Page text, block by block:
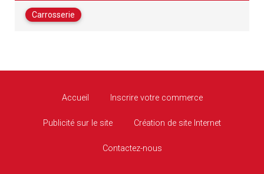
Carrosserie
Accueil Inscrire votre commerce
Publicité sur le site Création de site Internet
Contactez-nous